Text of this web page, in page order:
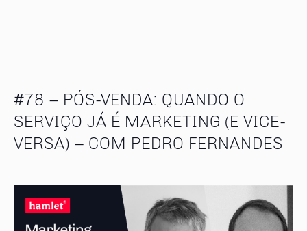
#78 – PÓS-VENDA: QUANDO O
SERVIÇO JÁ É MARKETING (E VICE-
VERSA) – COM PEDRO FERNANDES